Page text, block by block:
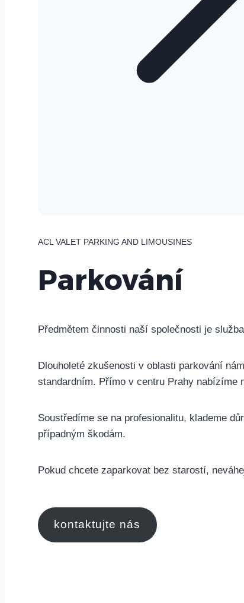
ACL VALET PARKING AND LIMOUSINES
Parkování
Předmětem činnosti naší společnosti je
Dlouholeté zkušenosti v oblasti parkování
standardním. Přímo v centru Prahy nabízíme
Soustředíme se na profesionalitu, klademe
případným škodám.
Pokud chcete zaparkovat bez starostí,
kontaktujte nás